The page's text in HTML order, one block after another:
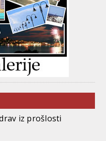
iz prošlosti